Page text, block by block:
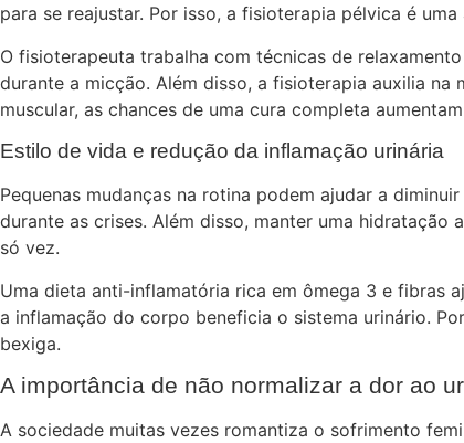
para se reajustar. Por isso, a fisioterapia pélvica é
O fisioterapeuta trabalha com técnicas de
durante a micção. Além disso, a fisioterapia auxilia
muscular, as chances de uma cura completa
Estilo de vida e redução da inflamação urinária
Pequenas mudanças na rotina podem ajudar a
durante as crises. Além disso, manter uma
só vez.
Uma dieta anti-inflamatória rica em ômega 3 e fibras
a inflamação do corpo beneficia o sistema urinário.
bexiga.
A importância de não normalizar a dor ao
A sociedade muitas vezes romantiza o sofrimento